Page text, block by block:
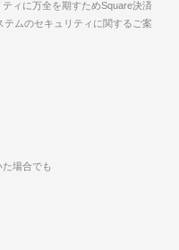
ィに万全を期すためSquare決済
ムのセキュリティに関するご案
場合でも